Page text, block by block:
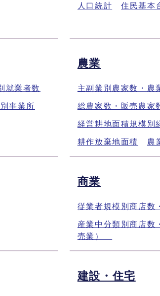
人口統計 住民基本
就業者数
事業所
農業
主副業別農家数・農
総農家数・販売農家
経営耕地面積規模別
耕作放棄地面積 農
商業
従業者規模別商店
産業中分類別商店数
売業）
建設・住宅